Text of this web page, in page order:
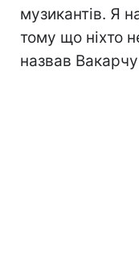
музикантів. Я
тому що ніхто
назвав